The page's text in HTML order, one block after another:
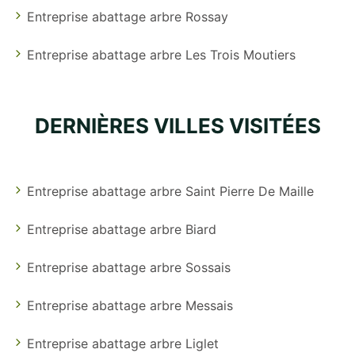
Entreprise abattage arbre Rossay
Entreprise abattage arbre Les Trois Moutiers
DERNIÈRES VILLES VISITÉES
Entreprise abattage arbre Saint Pierre De Maille
Entreprise abattage arbre Biard
Entreprise abattage arbre Sossais
Entreprise abattage arbre Messais
Entreprise abattage arbre Liglet